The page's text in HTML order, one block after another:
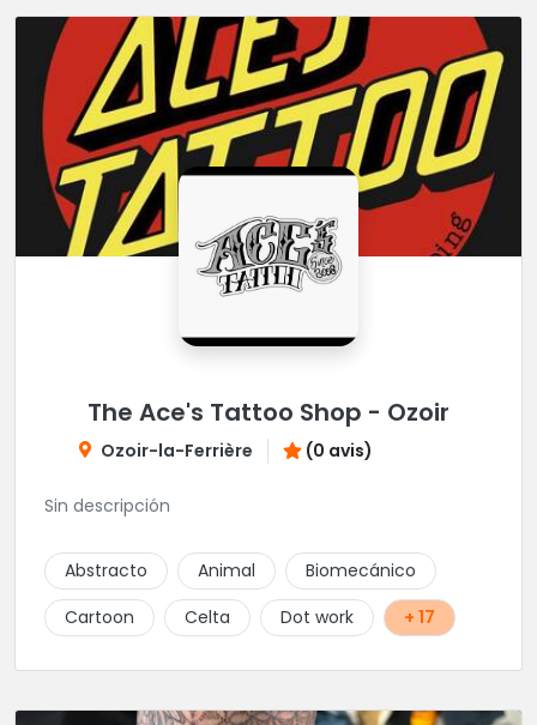
The Ace's Tattoo Shop - Ozoir
Ozoir-la-Ferrière (0 avis)
Sin descripción
Abstracto Animal
Biomecánico
Cartoon
Celta Dot work + 17